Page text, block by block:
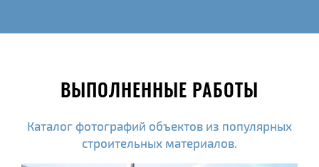
ВЫПОЛНЕННЫЕ РАБОТЫ
Каталог фотографий объектов из популярных
строительных материалов.